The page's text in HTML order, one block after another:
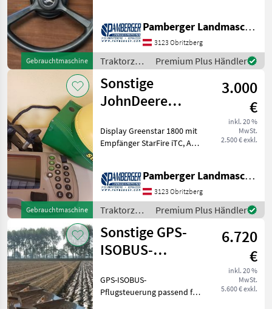
Gebrauchtmaschine
Signalgenauigkeit, John
Deere 4640 Monitor (26 cm
Bildschirmgrösse), A
Pamberger Landmaschinentechnik GmbH
3123 Obritzberg
Traktorzubehör
/ Sonstige
Premium Plus Händler
Gebrauchtmaschine
Sonstige
JohnDeere
mit StarFire iTC
3.000
€
inkl. 20 %
MwSt.
2.500 € exkl.
Display Greenstar 1800 mit
Empfänger StarFire iTC, A-
Spurführung/GPS
Pamberger Landmaschinentechnik GmbH
3123 Obritzberg
Traktorzubehör
/ Sonstige
Premium Plus Händler
Sonstige GPS-
ISOBUS-
für Vario Pflüge
6.720
€
inkl. 20 %
MwSt.
5.600 € exkl.
GPS-ISOBUS-
Pflugsteuerung passend für